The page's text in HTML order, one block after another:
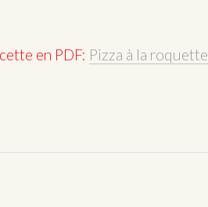
en PDF: Pizza à la roquette